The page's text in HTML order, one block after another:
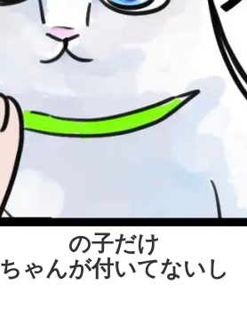
の子だけ
ちゃんが付いてないし